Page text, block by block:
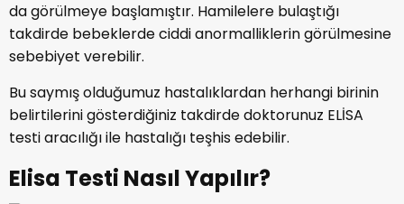
da görülmeye başlamıştır. Hamilelere bulaştığı
takdirde bebeklerde ciddi anormalliklerin görülmesine
sebebiyet verebilir.
Bu saymış olduğumuz hastalıklardan herhangi birinin
belirtilerini gösterdiğiniz takdirde doktorunuz ELİSA
testi aracılığı ile hastalığı teşhis edebilir.
Elisa Testi Nasıl Yapılır?